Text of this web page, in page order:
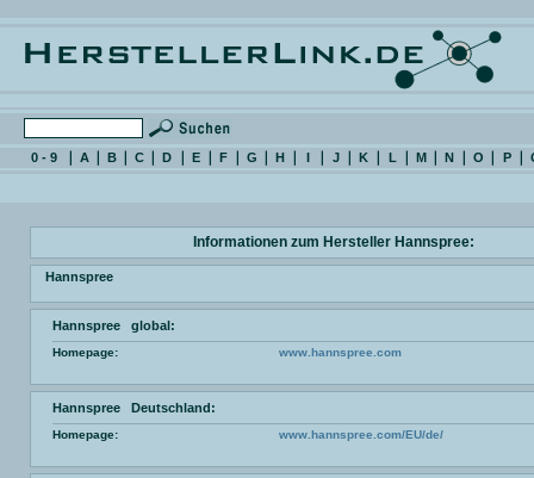
0 - 9 A B C D E F G H I J K L M N O P
Informationen zum Hersteller Hannspree:
Hannspree
Hannspree global:
Homepage: www.hannspree.com
Hannspree Deutschland:
Homepage: www.hannspree.com/EU/de/